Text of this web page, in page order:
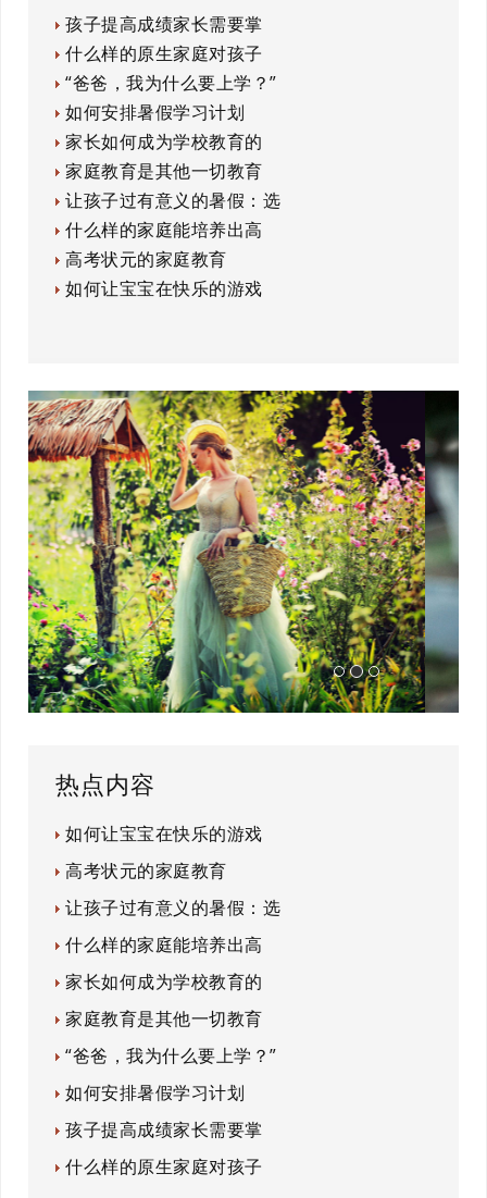
孩子提高成绩家长需要掌
什么样的原生家庭对孩子
“爸爸，我为什么要上学？”
如何安排暑假学习计划
家长如何成为学校教育的
家庭教育是其他一切教育
让孩子过有意义的暑假：选
什么样的家庭能培养出高
高考状元的家庭教育
如何让宝宝在快乐的游戏
热点内容
如何让宝宝在快乐的游戏
高考状元的家庭教育
让孩子过有意义的暑假：选
什么样的家庭能培养出高
家长如何成为学校教育的
家庭教育是其他一切教育
“爸爸，我为什么要上学？”
如何安排暑假学习计划
孩子提高成绩家长需要掌
什么样的原生家庭对孩子